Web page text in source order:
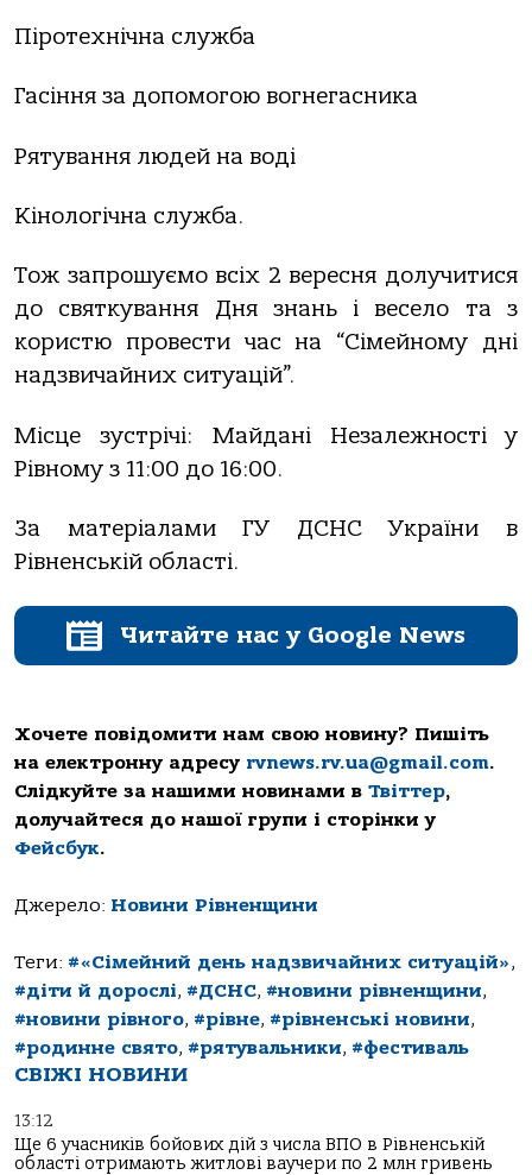
Піротехнічна служба
Гасіння за допомогою вогнегасника
Рятування людей на воді
Кінологічна служба.
Тож запрошуємо всіх 2 вересня долучитися
до святкування Дня знань і весело та з
користю провести час на “Сімейному дні
надзвичайних ситуацій”.
Місце зустрічі: Майдані Незалежності у
Рівному з 11:00 до 16:00.
За матеріалами ГУ ДСНС України в
Рівненській області.
Читайте нас у Google News
Хочете повідомити нам свою новину? Пишіть
на електронну адресу rvnews.rv.ua@gmail.com.
Слідкуйте за нашими новинами в Твіттер,
долучайтеся до нашої групи і сторінки у
Фейсбук.
Джерело: Новини Рівненщини
Теги: #«Сімейний день надзвичайних ситуацій»,
#діти й дорослі, #ДСНС, #новини рівненщини,
#новини рівного, #рівне, #рівненські новини,
#родинне свято, #рятувальники, #фестиваль
СВІЖІ НОВИНИ
13:12
Ще 6 учасників бойових дій з числа ВПО в Рівненській
області отримають житлові ваучери по 2 млн гривень